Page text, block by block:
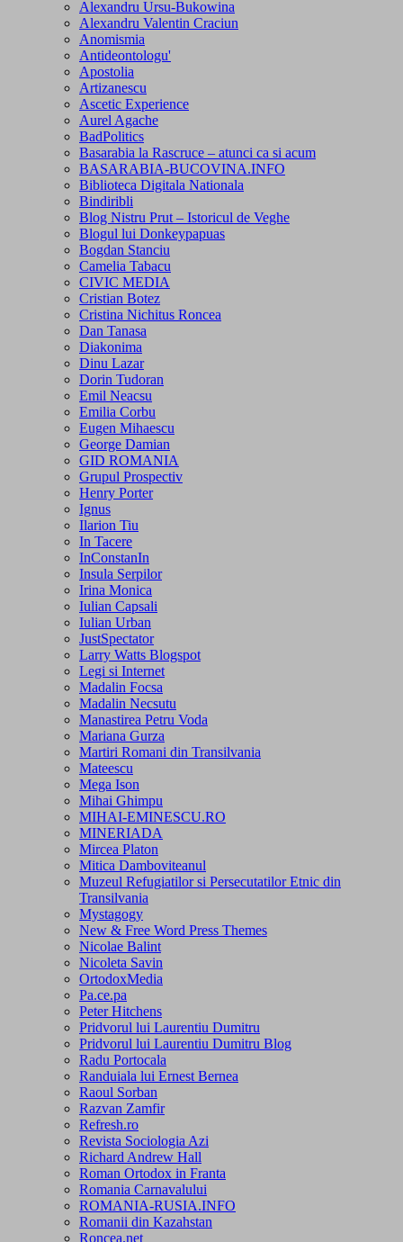
Alexandru Ursu-Bukowina
Alexandru Valentin Craciun
Anomismia
Antideontologu'
Apostolia
Artizanescu
Ascetic Experience
Aurel Agache
BadPolitics
Basarabia la Rascruce – atunci ca si acum
BASARABIA-BUCOVINA.INFO
Biblioteca Digitala Nationala
Bindiribli
Blog Nistru Prut – Istoricul de Veghe
Blogul lui Donkeypapuas
Bogdan Stanciu
Camelia Tabacu
CIVIC MEDIA
Cristian Botez
Cristina Nichitus Roncea
Dan Tanasa
Diakonima
Dinu Lazar
Dorin Tudoran
Emil Neacsu
Emilia Corbu
Eugen Mihaescu
George Damian
GID ROMANIA
Grupul Prospectiv
Henry Porter
Ignus
Ilarion Tiu
In Tacere
InConstanIn
Insula Serpilor
Irina Monica
Iulian Capsali
Iulian Urban
JustSpectator
Larry Watts Blogspot
Legi si Internet
Madalin Focsa
Madalin Necsutu
Manastirea Petru Voda
Mariana Gurza
Martiri Romani din Transilvania
Mateescu
Mega Ison
Mihai Ghimpu
MIHAI-EMINESCU.RO
MINERIADA
Mircea Platon
Mitica Damboviteanul
Muzeul Refugiatilor si Persecutatilor Etnic din
Transilvania
Mystagogy
New & Free Word Press Themes
Nicolae Balint
Nicoleta Savin
OrtodoxMedia
Pa.ce.pa
Peter Hitchens
Pridvorul lui Laurentiu Dumitru
Pridvorul lui Laurentiu Dumitru Blog
Radu Portocala
Randuiala lui Ernest Bernea
Raoul Sorban
Razvan Zamfir
Refresh.ro
Revista Sociologia Azi
Richard Andrew Hall
Roman Ortodox in Franta
Romania Carnavalului
ROMANIA-RUSIA.INFO
Romanii din Kazahstan
Roncea.net